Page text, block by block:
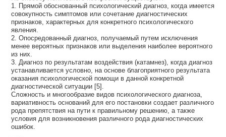
1. Прямой обоснованный психологический диагноз, когда имеется
совокупность симптомов или сочетание диагностических
признаков, характерных для конкретного психологического
явления.
2. Опосредованный диагноз, получаемый путем исключения
менее вероятных признаков или выделения наиболее вероятного
из них.
3. Диагноз по результатам воздействия (катамнез), когда диагноз
устанавливается условно, на основе благоприятного результата
оказания психологической помощи в данной конкретной
диагностической ситуации [5].
Сложность и многообразие видов психологического диагноза,
вариативность оснований для его постановки создает различного
рода препятствия на пути к правильному решению, а также
условия для возникновения различного рода диагностических
ошибок.